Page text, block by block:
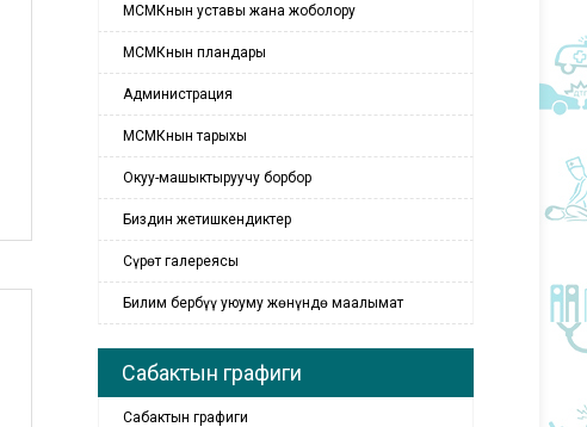
МСМКнын уставы жана жоболору
МСМКнын пландары
Администрация
МСМКнын тарыхы
Окуу-машыктыруучу борбор
Биздин жетишкендиктер
Сүрөт галереясы
Билим бербүү уюуму жөнүндө маалымат
Сабактын графиги
Сабактын графиги